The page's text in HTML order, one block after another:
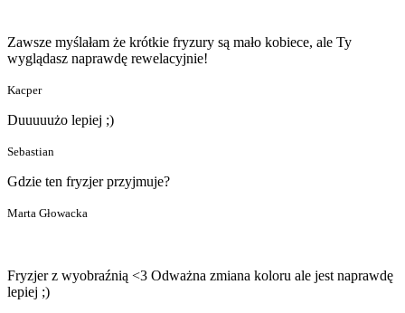
Zawsze myślałam że krótkie fryzury są mało kobiece, ale Ty
wyglądasz naprawdę rewelacyjnie!
Kacper
Duuuuużo lepiej ;)
Sebastian
Gdzie ten fryzjer przyjmuje?
Marta Głowacka
Fryzjer z wyobraźnią <3 Odważna zmiana koloru ale jest naprawdę
lepiej ;)